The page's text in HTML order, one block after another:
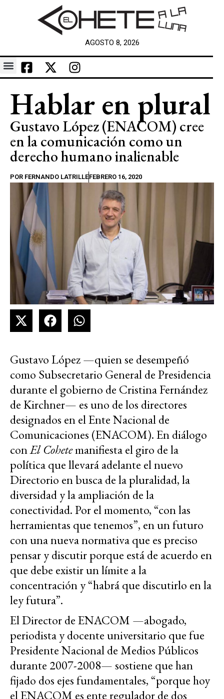
AGOSTO 8, 2026
Hablar en plural
Gustavo López (ENACOM) cree
en la comunicación como un
derecho humano inalienable
POR FERNANDO LATRILLEFEBRERO 16, 2020
Gustavo López —quien se desempeñó
como Subsecretario General de Presidencia
durante el gobierno de Cristina Fernández
de Kirchner— es uno de los directores
designados en el Ente Nacional de
Comunicaciones (ENACOM). En diálogo
conEl Cohetemanifiesta el giro de la
política que llevará adelante el nuevo
Directorio en busca de la pluralidad, la
diversidad y la ampliación de la
conectividad. Por el momento, “con las
herramientas que tenemos”, en un futuro
con una nueva normativa que es preciso
pensar y discutir porque está de acuerdo en
que debe existir un límite a la
concentración y “habrá que discutirlo en la
ley futura”.
El Director de ENACOM —abogado,
periodista y docente universitario que fue
Presidente Nacional de Medios Públicos
durante 2007-2008— sostiene que han
fijado dos ejes fundamentales, “porque hoy
el ENACOM es ente regulador de dos